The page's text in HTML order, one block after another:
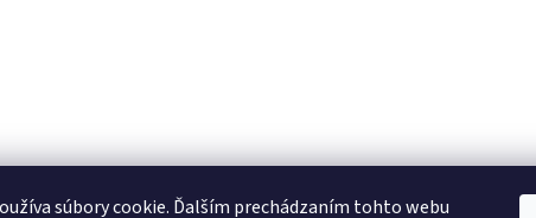
súbory cookie. Ďalším prechádzaním tohto webu